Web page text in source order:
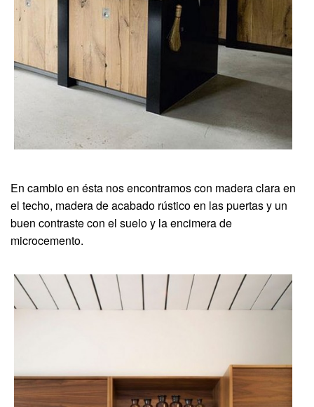
En cambio en ésta nos encontramos con madera clara en
el techo, madera de acabado rústico en las puertas y un
buen contraste con el suelo y la encimera de
microcemento.